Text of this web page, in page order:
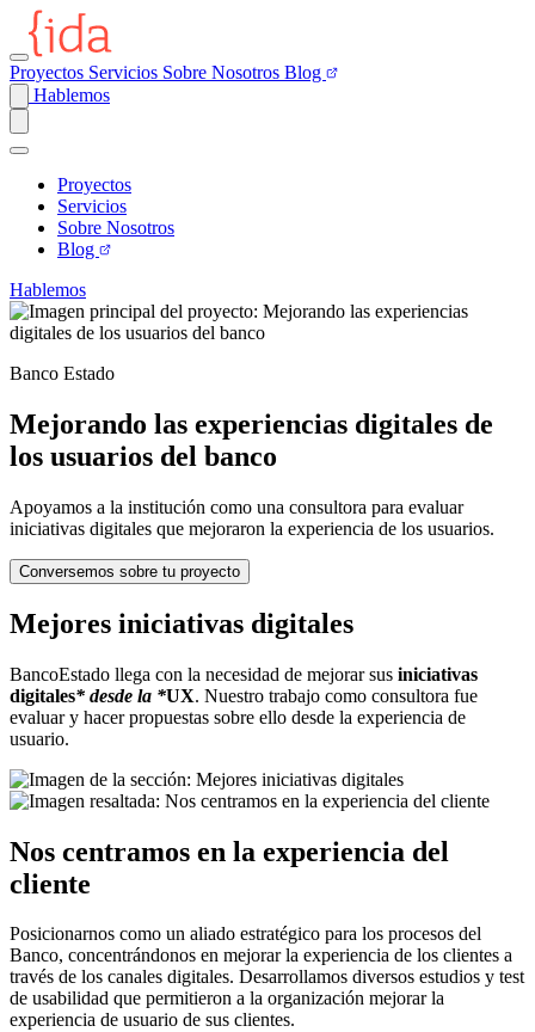
Proyectos Servicios Sobre Nosotros Blog
Hablemos
Proyectos
Servicios
Sobre Nosotros
Blog
Hablemos
Banco Estado
Mejorando las experiencias digitales de
los usuarios del banco
Apoyamos a la institución como una consultora para evaluar
iniciativas digitales que mejoraron la experiencia de los usuarios.
Conversemos sobre tu proyecto
Mejores iniciativas digitales
BancoEstado llega con la necesidad de mejorar sus iniciativas
digitales* desde la *UX. Nuestro trabajo como consultora fue
evaluar y hacer propuestas sobre ello desde la experiencia de
usuario.
Nos centramos en la experiencia del
cliente
Posicionarnos como un aliado estratégico para los procesos del
Banco, concentrándonos en mejorar la experiencia de los clientes a
través de los canales digitales. Desarrollamos diversos estudios y test
de usabilidad que permitieron a la organización mejorar la
experiencia de usuario de sus clientes.